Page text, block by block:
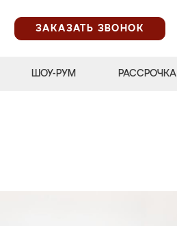
ЗАКАЗАТЬ ЗВОНОК
ШОУ-РУМ РАССРОЧКА